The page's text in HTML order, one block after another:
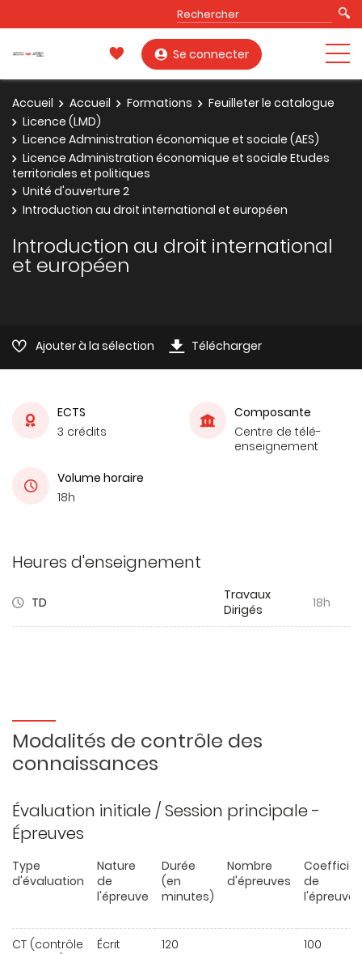
Se connecter
Accueil Accueil Formations
Feuilleter le catalogue
Licence (LMD)
Licence Administration économique et sociale (AES)
Licence Administration économique et sociale Etudes
territoriales et politiques
Unité d'ouverture 2
Introduction au droit international et européen
Introduction au droit international
et européen
Ajouter à la sélection Télécharger
ECTS
3 crédits
Composante
Centre de télé-
enseignement
Volume horaire
18h
Heures d'enseignement
TD
Travaux
Dirigés
18h
Modalités de contrôle des
connaissances
Évaluation initiale / Session principale -
Épreuves
Type
d'évaluation
Nature
de
l'épreuve
Durée
(en
minutes)
Nombre
d'épreuves
de
l'épreuve
CT (contrôle
Écrit 120 100